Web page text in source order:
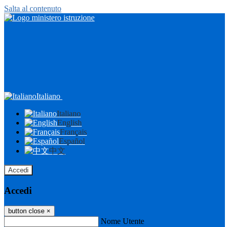
Salta al contenuto
Italiano
Italiano
English
Français
Español
中文
Accedi
Accedi
button close ×
Nome Utente